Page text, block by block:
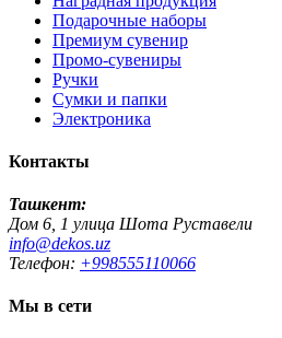
Подарочные наборы
Премиум сувенир
Промо-сувениры
Ручки
Сумки и папки
Электроника
Контакты
Ташкент:
Дом 6, 1 улица Шота Руставели
info@dekos.uz
Телефон: +998555110066
Мы в сети